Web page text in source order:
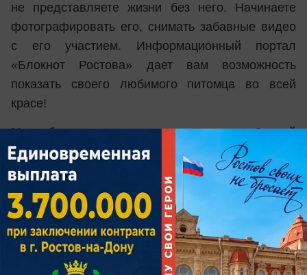
не представляете жизни без него. Начинаете
фотографировать его, снимать забавные видео
с его участием. Информационный портал
«Блокнот Ростова» дает вам возможность
показать своего любимого питомца во всей
красе!
Мы объявляем о начале конкурса«Самый
красивый кот-2017». В конкурсе может принять
участие любой ростовчанин и житель области со
своим любимцем. Нужно лишь прислать
интересное фото или видео со своим котом,
кошкой или котенком. Напишите и о своем
питомце: как его зовут, как появился в вашей
семье и почему он такой замечательный.